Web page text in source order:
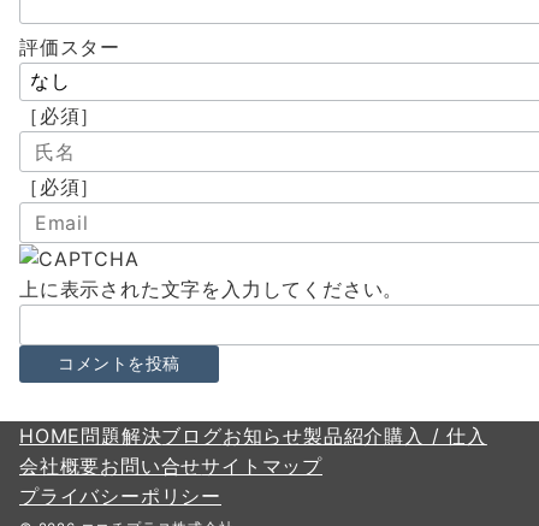
評価スター
［必須］
［必須］
上に表示された文字を入力してください。
HOME問題解決ブログお知らせ製品紹介購入 / 仕入
会社概要お問い合せサイトマップ
プライバシーポリシー